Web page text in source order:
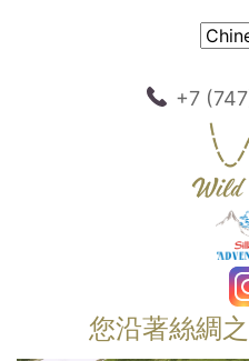
+7
您沿著絲綢